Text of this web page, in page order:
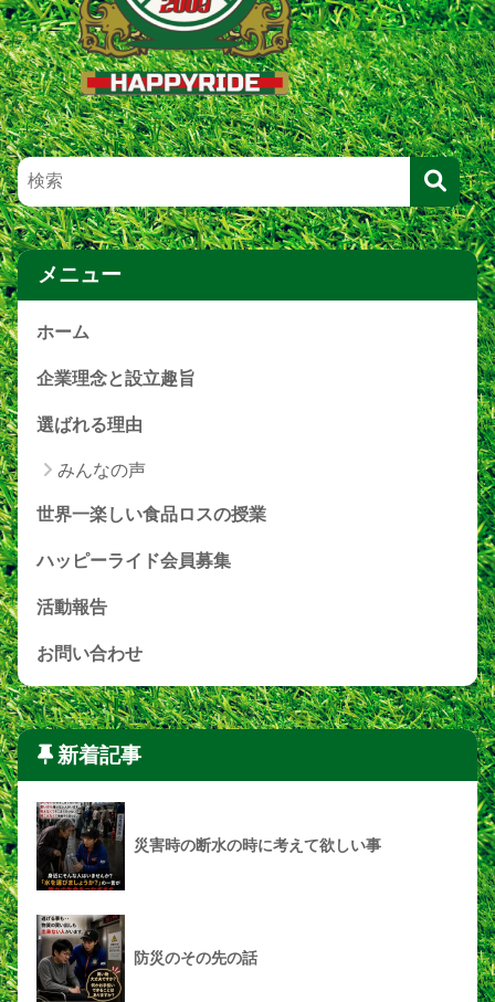
メニュー
ホーム
企業理念と設立趣旨
選ばれる理由
みんなの声
世界一楽しい食品ロスの授業
ハッピーライド会員募集
活動報告
お問い合わせ
新着記事
災害時の断水の時に考えて欲しい事
防災のその先の話